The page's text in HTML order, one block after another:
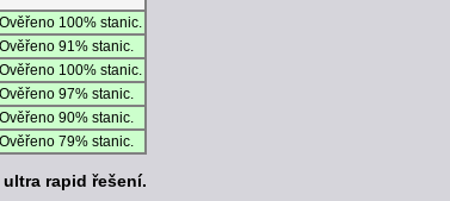
100% stanic.
91% stanic.
100% stanic.
97% stanic.
90% stanic.
79% stanic.
rapid řešení.